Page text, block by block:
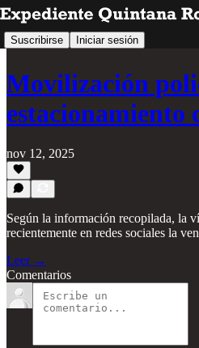
Suscribirse Iniciar sesión
Movilización
estacionamiento
nov 12, 2025
Según la información recopilada, la
recientemente en redes sociales la
Leer →
Comentarios